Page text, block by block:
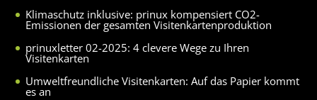
Klimaschutz inklusive: prinux kompensiert CO2-
Emissionen der gesamten Visitenkartenproduktion
prinuxletter 02-2025: 4 clevere Wege zu Ihren
Visitenkarten
Umweltfreundliche Visitenkarten: Auf das Papier kommt
es an